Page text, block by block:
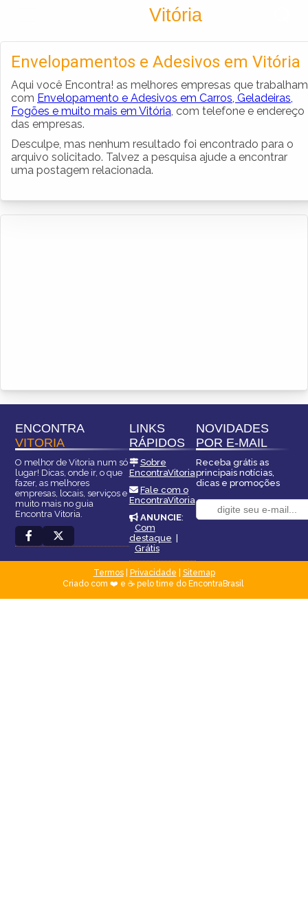
Vitória
Criar conta
Envelopamentos e Adesivos em Vitória
Aqui você Encontra! as melhores empresas que trabalham
com Envelopamento e Adesivos em Carros, Geladeiras,
Fogões e muito mais em Vitória , com telefone e endereço
das empresas.
Desculpe, mas nenhum resultado foi encontrado para o
arquivo solicitado. Talvez a pesquisa ajude a encontrar
uma postagem relacionada.
ENCONTRA
VITORIA
O melhor de Vitoria num só
lugar! Dicas, onde ir, o que
fazer, as melhores
empresas, locais, serviços e
muito mais no guia
Encontra Vitoria.
LINKS
RÁPIDOS
Sobre
EncontraVitoria
Fale com o
EncontraVitoria
ANUNCIE:
Com
destaque |
Grátis
NOVIDADES
POR E-MAIL
Receba grátis as
principais notícias,
dicas e promoções
Termos| Privacidade
Sitemap
Criado com ❤️ e ☕ pelo time do EncontraBrasil